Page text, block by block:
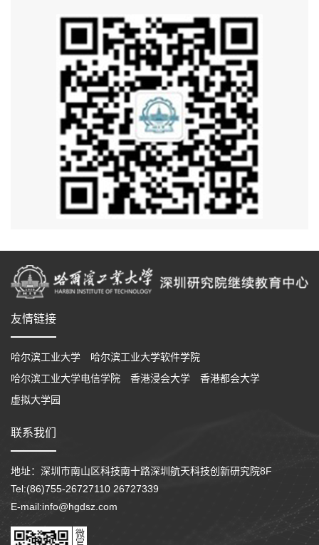
友情链接
哈尔滨工业大学
哈尔滨工业大学软件学院
哈尔滨工业大学电信学院
香港浸会大学
香港都会大学
虚拟大学园
联系我们
地址：深圳市南山区科技南十路深圳航天科技创新研究院8F
Tel:(86)755-26727110 26727339
E-mail:info@hgdsz.com
微
官